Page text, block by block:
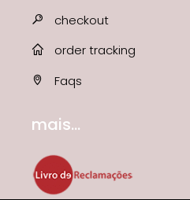
checkout
order tracking
Faqs
mais...